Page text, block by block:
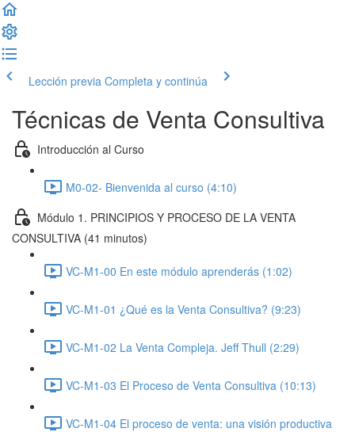
Lección previa Completa y continúa
Técnicas de Venta Consultiva
Introducción al Curso
M0-02- Bienvenida al curso (4:10)
Módulo 1. PRINCIPIOS Y PROCESO DE LA VENTA
CONSULTIVA (41 minutos)
VC-M1-00 En este módulo aprenderás (1:02)
VC-M1-01 ¿Qué es la Venta Consultiva? (9:23)
VC-M1-02 La Venta Compleja. Jeff Thull (2:29)
VC-M1-03 El Proceso de Venta Consultiva (10:13)
VC-M1-04 El proceso de venta: una visión productiva